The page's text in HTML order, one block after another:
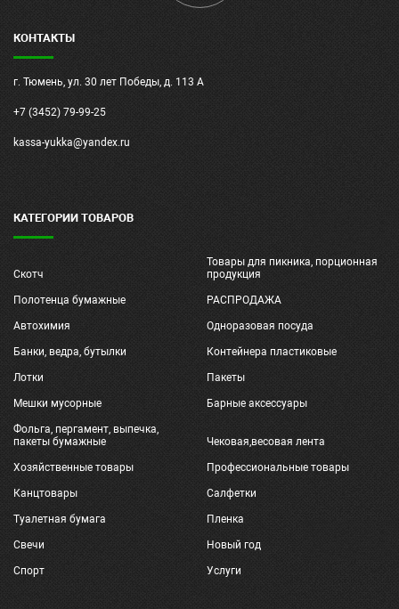
КОНТАКТЫ
г. Тюмень, ул. 30 лет Победы, д. 113 А
+7 (3452) 79-99-25
kassa-yukka@yandex.ru
КАТЕГОРИИ ТОВАРОВ
Скотч
Товары для пикника, порционная
продукция
Полотенца бумажные РАСПРОДАЖА
Автохимия Одноразовая посуда
Банки, ведра, бутылки Контейнера пластиковые
Лотки Пакеты
Мешки мусорные Барные аксессуары
Фольга, пергамент, выпечка,
пакеты бумажные
Чековая,весовая лента
Хозяйственные товары Профессиональные товары
Канцтовары Салфетки
Туалетная бумага Пленка
Свечи Новый год
Спорт Услуги